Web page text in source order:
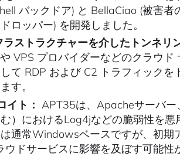
バックドア) と BellaCiao (被害
ロッパー) を開発しました。
ストラクチャーを介したトンネリ
VPS プロバイダーなどのクラウ
て RDP および C2 トラフィック
す。
イト： APT35は、Apacheサーバ
）におけるLog4jなどの脆弱性を
通常Windowsベースですが、初
ウドサービスに影響を及ぼす可能性